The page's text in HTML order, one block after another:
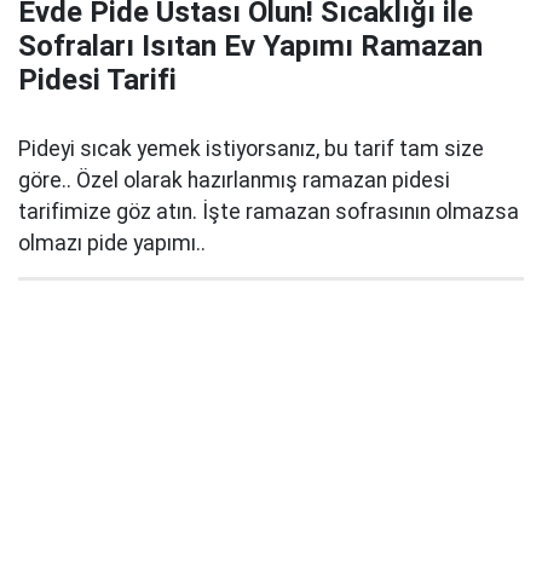
Evde Pide Ustası Olun! Sıcaklığı ile
Sofraları Isıtan Ev Yapımı Ramazan
Pidesi Tarifi
Pideyi sıcak yemek istiyorsanız, bu tarif tam size
göre.. Özel olarak hazırlanmış ramazan pidesi
tarifimize göz atın. İşte ramazan sofrasının olmazsa
olmazı pide yapımı..